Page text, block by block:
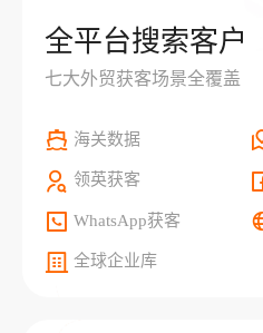
全平台搜索客户
七大外贸获客场景全覆盖
海关数据
领英获客
WhatsApp获客
全球企业库